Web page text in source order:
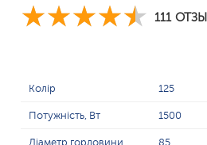
111
Колір 125
Потужність, Вт 1500
Діаметр горловини 85